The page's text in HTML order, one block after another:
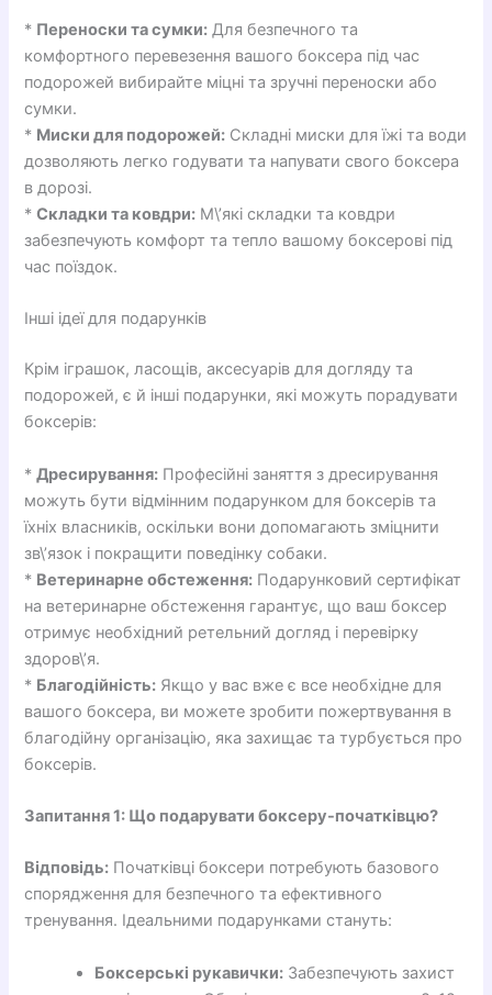
* Переноски та сумки: Для безпечного та
комфортного перевезення вашого боксера під час
подорожей вибирайте міцні та зручні переноски або
сумки.
* Миски для подорожей: Складні миски для їжі та води
дозволяють легко годувати та напувати свого боксера
в дорозі.
*Складки та ковдри: М\’які складки та ковдри
забезпечують комфорт та тепло вашому боксерові під
час поїздок.
Інші ідеї для подарунків
Крім іграшок, ласощів, аксесуарів для догляду та
подорожей, є й інші подарунки, які можуть порадувати
боксерів:
*Дресирування: Професійні заняття з дресирування
можуть бути відмінним подарунком для боксерів та
їхніх власників, оскільки вони допомагають зміцнити
зв\’язок і покращити поведінку собаки.
* Ветеринарне обстеження: Подарунковий сертифікат
на ветеринарне обстеження гарантує, що ваш боксер
отримує необхідний ретельний догляд і перевірку
здоров\’я.
* Благодійність: Якщо у вас вже є все необхідне для
вашого боксера, ви можете зробити пожертвування в
благодійну організацію, яка захищає та турбується про
боксерів.
Запитання 1: Що подарувати боксеру-початківцю?
Відповідь: Початківці боксери потребують базового
спорядження для безпечного та ефективного
тренування. Ідеальними подарунками стануть:
Боксерські рукавички: Забезпечують захист